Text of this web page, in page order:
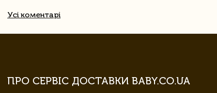
Усі коментарі
ПРО СЕРВІС ДОСТАВКИ BABY.CO.UA